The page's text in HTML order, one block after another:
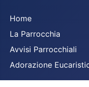
Home
La Parrocchia
Avvisi Parrocchiali
Adorazione